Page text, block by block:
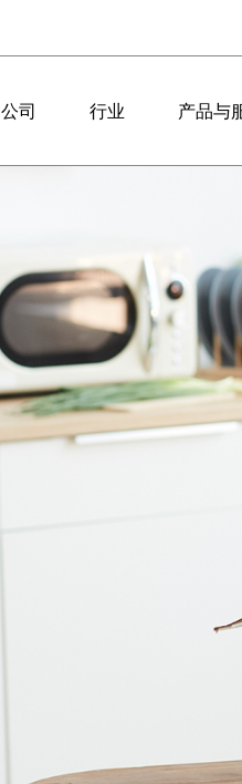
公司 行业 产品与